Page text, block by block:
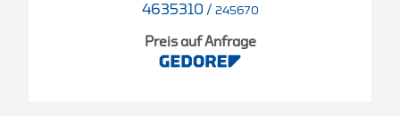
4635310 / 245670
Preis auf Anfrage